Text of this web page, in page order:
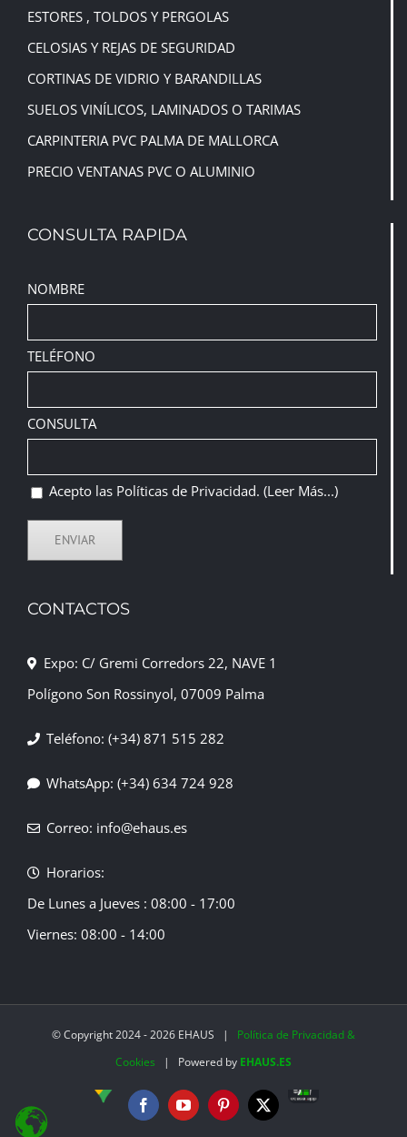
ESTORES , TOLDOS Y PERGOLAS
CELOSIAS Y REJAS DE SEGURIDAD
CORTINAS DE VIDRIO Y BARANDILLAS
SUELOS VINÍLICOS, LAMINADOS O TARIMAS
CARPINTERIA PVC PALMA DE MALLORCA
PRECIO VENTANAS PVC O ALUMINIO
CONSULTA RAPIDA
NOMBRE
TELÉFONO
CONSULTA
Acepto las Políticas de Privacidad. (Leer Más...)
CONTACTOS
Expo: C/ Gremi Corredors 22, NAVE 1
Polígono Son Rossinyol, 07009 Palma
Teléfono: (+34) 871 515 282
WhatsApp: (+34) 634 724 928
Correo: info@ehaus.es
Horarios:
De Lunes a Jueves : 08:00 - 17:00
Viernes: 08:00 - 14:00
© Copyright 2024 -2026 EHAUS | Política de Privacidad &
Cookies | Powered by EHAUS.ES
EHaus
GoogleFacebookYouTubePinterest
X
SHOP